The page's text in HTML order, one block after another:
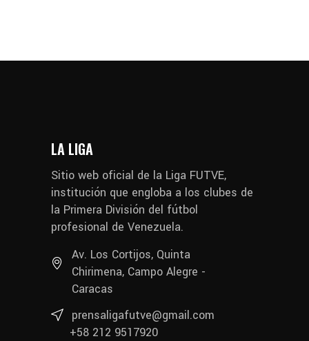
LA LIGA
Sitio web oficial de la Liga FUTVE,
institución que engloba a los clubes de
la Primera División del fútbol
profesional de Venezuela.
Av. Los Cortijos, Quinta
Chirimena, Campo Alegre -
Caracas
prensaligafutve@gmail.com
+58 212 9517920